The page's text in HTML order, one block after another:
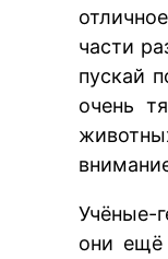
части
пускай
очень
Учёные-
они ещё